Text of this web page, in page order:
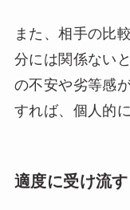
また、相手の比
分には関係ない
の不安や劣等感
すれば、個人的
適度に受け流